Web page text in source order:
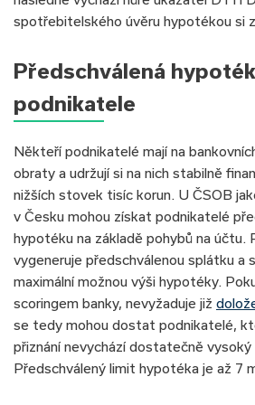
spotřebitelského úvěru hypotékou si
Předschválená
podnikatele
Někteří podnikatelé mají na
obraty a udržují si na nich stabilně
nižších stovek tisíc korun. U ČSOB
v Česku mohou získat podnikatelé
hypotéku na základě pohybů na účtu.
vygeneruje předschválenou splátku a
maximální možnou výši hypotéky.
scoringem banky, nevyžaduje již
se tedy mohou dostat podnikatelé,
přiznání nevychází dostatečně vysoký
Předschválený limit hypotéka je až 7